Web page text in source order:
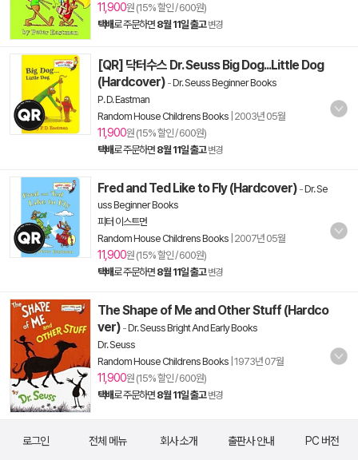
11,900원 (15% 할인 / 600원)
택배로 주문하면 8월 11일 출고 변경
[QR] 닥터수스 Dr. Seuss Big Dog...Little Dog
(Hardcover) -Dr. Seuss Beginner Books
P. D. Eastman
Random House Childrens Books 2003년 05월
11,900원 (15% 할인 / 600원)
택배로 주문하면 8월 11일 출고 변경
Fred and Ted Like to Fly (Hardcover) -Dr. Se
uss Beginner Books
피터 이스트먼
Random House Childrens Books 2007년 05월
11,900원 (15% 할인 / 600원)
택배로 주문하면 8월 11일 출고 변경
The Shape of Me and Other Stuff (Hardco
ver) -Dr. Seuss Bright And Early Books
Dr. Seuss
Random House Childrens Books 1973년 07월
11,900원 (15% 할인 / 600원)
택배로 주문하면 8월 11일 출고 변경
로그인 전체 메뉴 회사 소개 출판사 안내 PC 버전